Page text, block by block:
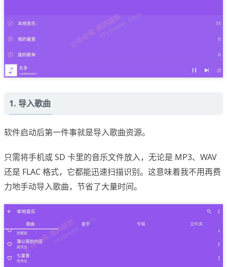
1. 导入歌曲
软件启动后第一件事就是导入歌曲资源。
只需将手机或 SD 卡里的音乐文件放入，无论是 MP3、WAV
还是 FLAC 格式，它都能迅速扫描识别。这意味着我不用再费
力地手动导入歌曲，节省了大量时间。